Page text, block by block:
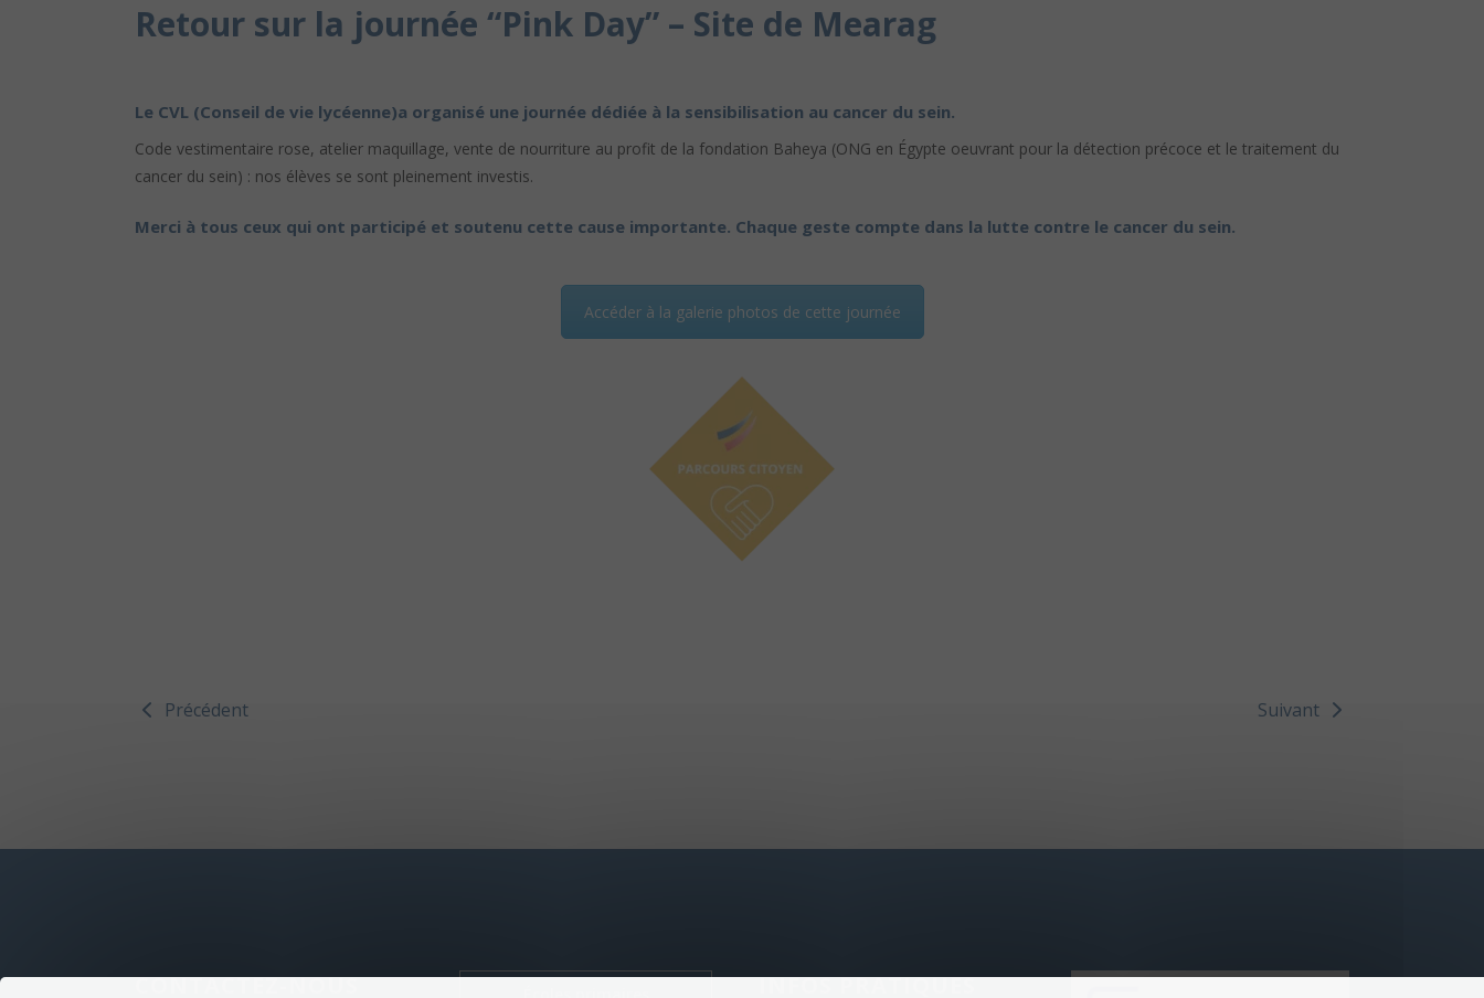
Retour sur la journée “Pink Day” – Site de Mearag
Le CVL (Conseil de vie lycéenne)a organisé une journée dédiée à la sensibilisation au cancer du sein.
Code vestimentaire rose, atelier maquillage, vente de nourriture au profit de la fondation Baheya (ONG en Égypte oeuvrant pour la détection précoce et le traitement du
cancer du sein) : nos élèves se sont pleinement investis.
Merci à tous ceux qui ont participé et soutenu cette cause importante. Chaque geste compte dans la lutte contre le cancer du sein.
Accéder à la galerie photos de cette journée
Précédent Suivant
CONTACTEZ-NOUS INFOS PRATIQUES